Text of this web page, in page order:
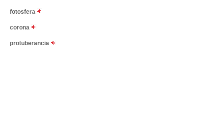
fotosfera
corona
protuberancia